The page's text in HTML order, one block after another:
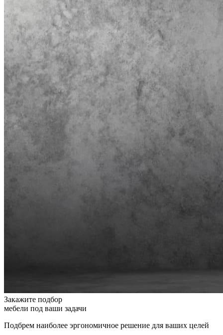
Закажите подбор
мебели под ваши задачи
Подбрем наиболее эргономичное решение для ваших целей